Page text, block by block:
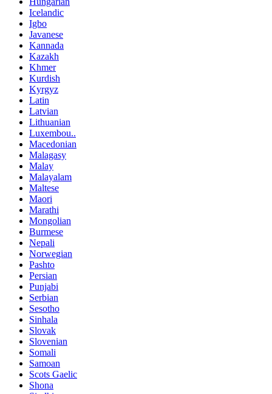
Icelandic
Igbo
Javanese
Kannada
Kazakh
Khmer
Kurdish
Kyrgyz
Latin
Latvian
Lithuanian
Luxembou..
Macedonian
Malagasy
Malay
Malayalam
Maltese
Maori
Marathi
Mongolian
Burmese
Nepali
Norwegian
Pashto
Persian
Punjabi
Serbian
Sesotho
Sinhala
Slovak
Slovenian
Somali
Samoan
Scots Gaelic
Shona